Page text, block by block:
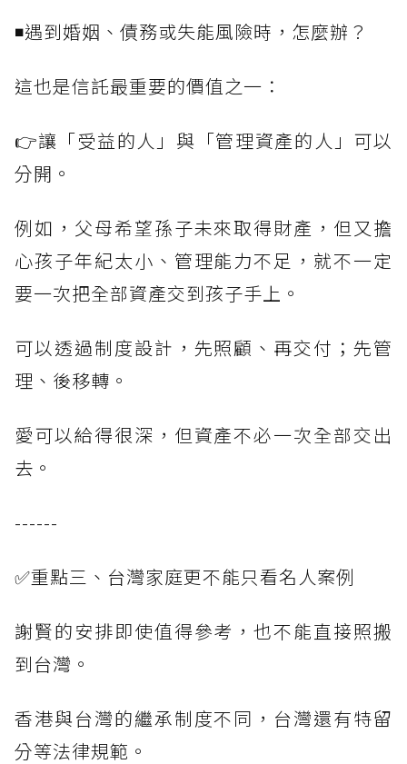
◾遇到婚姻、債務或失能風險時，怎麼辦？
這也是信託最重要的價值之一：
👉讓「受益的人」與「管理資產的人」可以
分開。
例如，父母希望孫子未來取得財產，但又擔
心孩子年紀太小、管理能力不足，就不一定
要一次把全部資產交到孩子手上。
可以透過制度設計，先照顧、再交付；先管
理、後移轉。
愛可以給得很深，但資產不必一次全部交出
去。
------
✅重點三、台灣家庭更不能只看名人案例
謝賢的安排即使值得參考，也不能直接照搬
到台灣。
香港與台灣的繼承制度不同，台灣還有特留
分等法律規範。